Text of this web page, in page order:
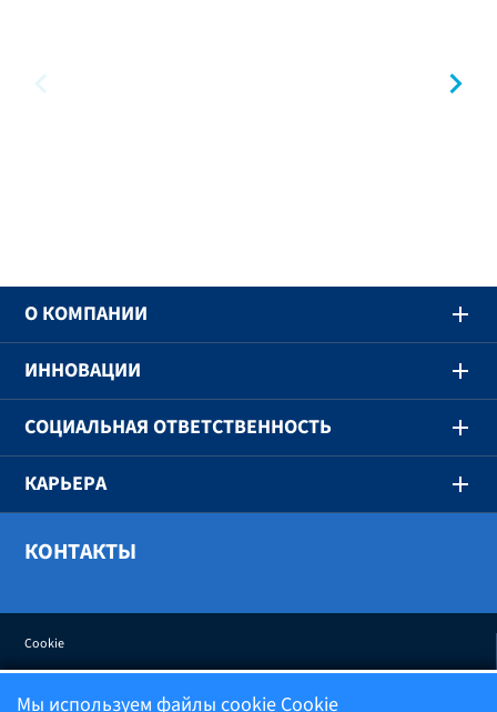
предыдущий
O КОМПАНИИ
ИННОВАЦИИ
СОЦИАЛЬНАЯ ОТВЕТСТВЕННОСТЬ
КАРЬЕРА
КОНТАКТЫ
Cookie
Политика конфиденциальности
Мы используем файлы cookie Cookie